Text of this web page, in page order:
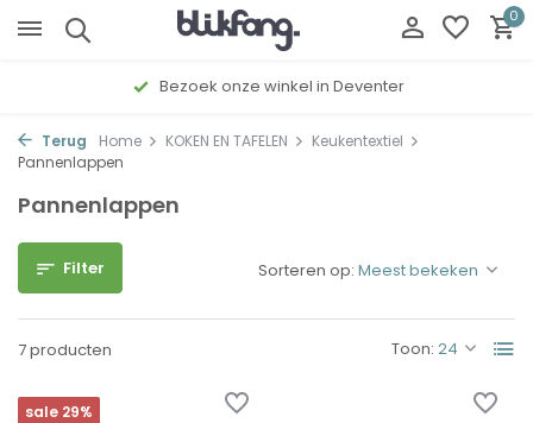
0
Bezoek onze winkel in Deventer
Terug Home KOKEN EN TAFELEN
Keukentextiel
Pannenlappen
Pannenlappen
Filter
7 producten Toon:
Sorteren op:
sale 29%